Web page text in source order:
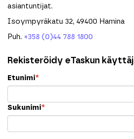
asiantuntijat.
Isoympyräkatu 32, 49400 Hamina
Puh. +358 (0)44 788 1800
Rekisteröidy eTaskun
Etunimi*
Sukunimi*